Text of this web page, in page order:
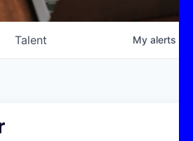
Talent My alerts